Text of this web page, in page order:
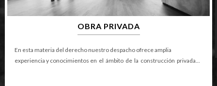
OBRA PRIVADA
En esta materia del derecho nuestro despacho ofrece amplia
experiencia y conocimientos en el ámbito de la construcción privada...